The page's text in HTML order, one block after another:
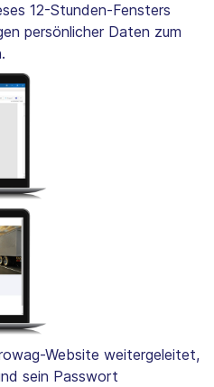
12-Stunden-Fensters
persönlicher Daten zum
Website weitergeleitet,
sein Passwort